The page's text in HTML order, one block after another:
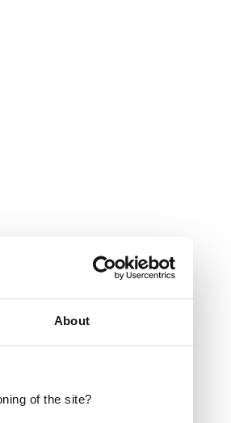
About
of the site?
in 2030 afspelen